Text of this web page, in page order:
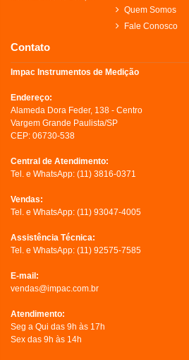
Quem Somos
Fale Conosco
Contato
Impac Instrumentos de Medição
Endereço:
Alameda Dora Feder, 138 - Centro
Vargem Grande Paulista/SP
CEP: 06730-538
Central de Atendimento:
Tel. e WhatsApp: (11) 3816-0371
Vendas:
Tel. e WhatsApp: (11) 93047-4005
Assistência Técnica:
Tel. e WhatsApp: (11) 92575-7585
E-mail:
vendas@impac.com.br
Atendimento:
Seg a Qui das 9h às 17h
Sex das 9h às 14h